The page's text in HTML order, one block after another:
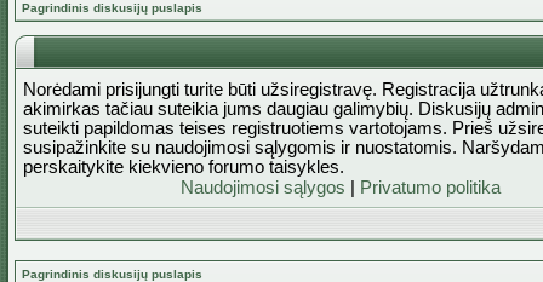
Pagrindinis diskusijų puslapis
Norėdami prisijungti turite būti užsiregistravę. Registracija
akimirkas tačiau suteikia jums daugiau galimybių. Diskusijų
suteikti papildomas teises registruotiems vartotojams. Prieš
susipažinkite su naudojimosi sąlygomis ir nuostatomis.
perskaitykite kiekvieno forumo taisykles.
Naudojimosi sąlygos
Privatumo politika
Pagrindinis diskusijų puslapis